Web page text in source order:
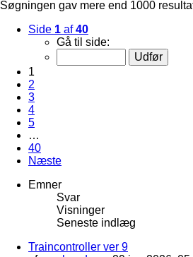
Søgningen gav mere end 1000
Side 1 af40
Gå til side:
1
2
3
4
5
…
40
Næste
Emner
Svar
Visninger
Seneste indlæg
Traincontroller ver 9